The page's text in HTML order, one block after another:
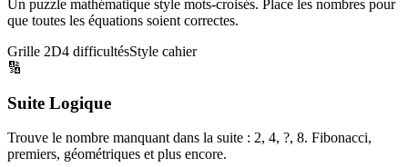
Un puzzle mathématique style mots-croisés. Place les nombres pour
que toutes les équations soient correctes.
Grille 2D4 difficultésStyle cahier
🔢
Suite Logique
Trouve le nombre manquant dans la suite : 2, 4, ?, 8. Fibonacci,
premiers, géométriques et plus encore.